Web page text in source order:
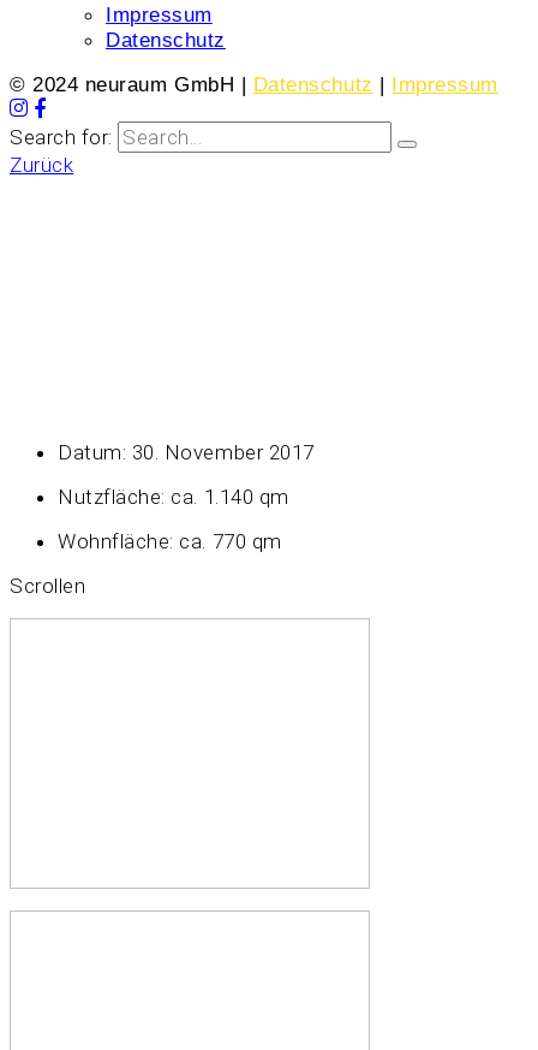
Impressum
Datenschutz
© 2024 neuraum GmbH | Datenschutz | Impressum
Search for:
Zurück
Datum: 30. November 2017
Nutzfläche: ca. 1.140 qm
Wohnfläche: ca. 770 qm
Scrollen